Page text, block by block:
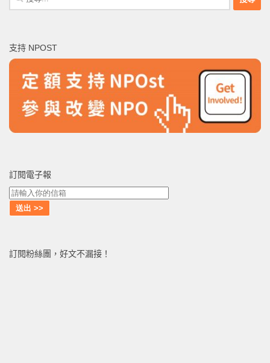
尋
字:
支持 NPOST
訂閱電子報
訂閱粉絲團，好文不漏接！